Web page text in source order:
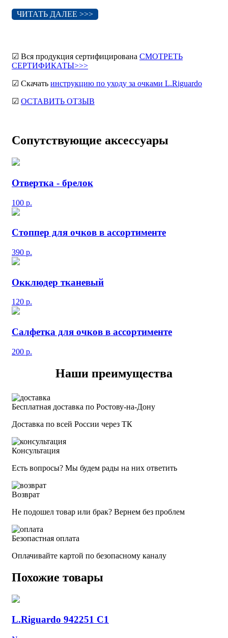
ЧИТАТЬ ДАЛЕЕ >>>
☑ Вся продукция сертифицирована СМОТРЕТЬ
СЕРТИФИКАТЫ>>>
☑ Скачать инструкцию по уходу за очками L.Riguardo
☑ ОСТАВИТЬ ОТЗЫВ
Сопутствующие аксессуары
Отвертка - брелок
100 р.
Стоппер для очков в ассортименте
390 р.
Окклюдер тканевый
120 р.
Салфетка для очков в ассортименте
200 р.
Наши преимущества
Бесплатная доставка по Ростову-на-Дону
Доставка по всей России через ТК
Консультация
Есть вопросы? Мы будем рады на них ответить
Возврат
Не подошел товар или брак? Вернем без проблем
Безопастная оплата
Оплачивайте картой по безопасному каналу
Похожие товары
L.Riguardo 942251 C1